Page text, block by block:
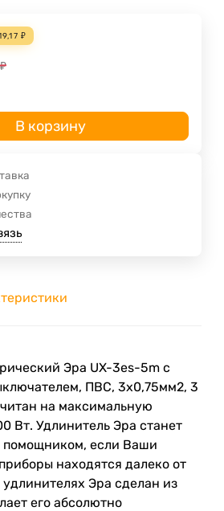
₽
₽
В корзину
Эра UX-3es-5m с
ПВС, 3x0,75мм2, 3
на максимальную
Вт. Удлинитель Эра станет
если Ваши
находятся далеко от
Эра сделан из
его абсолютно